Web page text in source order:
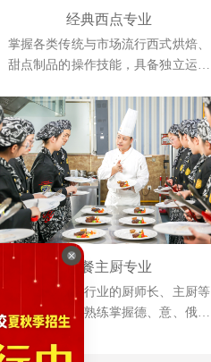
经典西点专业
掌握各类传统与市场流行西式烘焙、
甜点制品的操作技能，具备独立运营
西餐主厨专业
培养国际西餐行业的厨师长、主厨等
为目标，能够熟练掌握德、意、俄等
西式风味大菜制作技术，掌握日韩料
理、巴西烧烤等制作技术，中西式风